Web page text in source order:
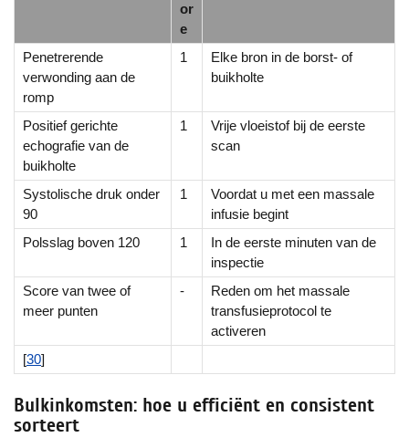
or
e
Penetrerende
verwonding aan de
romp
1
Elke bron in de borst- of
buikholte
Positief gerichte
echografie van de
buikholte
1
Vrije vloeistof bij de eerste
scan
Systolische druk onder
90
1
Voordat u met een massale
infusie begint
Polsslag boven 120
1
In de eerste minuten van de
inspectie
Score van twee of
meer punten
-
Reden om het massale
transfusieprotocol te
activeren
[30]
Bulkinkomsten: hoe u efficiënt en consistent
sorteert